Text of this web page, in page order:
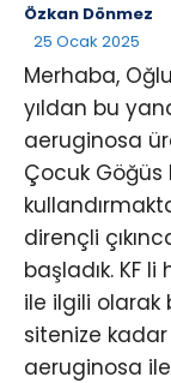
Özkan Dönmez
25 Ocak 2025
Merhaba,
yıldan bu
aeruginosa
Çocuk
dirençli
başladık. KF
ile ilgili olarak
sitenize kadar
aeruginosa ile